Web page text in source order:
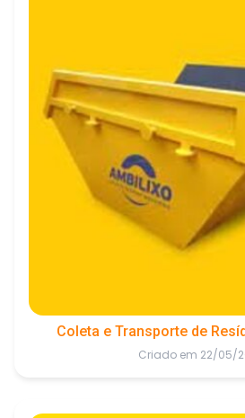
Coleta e Transporte de
Criado em 22/05/